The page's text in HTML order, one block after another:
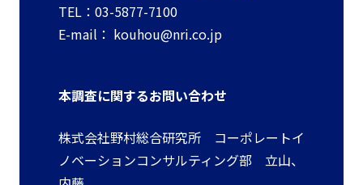
TEL：03-5877-7100
E-mail： kouhou@nri.co.jp
本調査に関するお問い合わせ
株式会社野村総合研究所 コーポレートイ
ノベーションコンサルティング部 立山、